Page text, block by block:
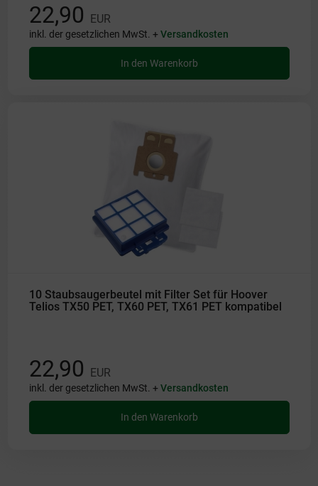
22,90 EUR
inkl. der gesetzlichen MwSt. +Versandkosten
In den Warenkorb
10 Staubsaugerbeutel mit Filter Set für Hoover
Telios TX50 PET, TX60 PET, TX61 PET kompatibel
22,90 EUR
inkl. der gesetzlichen MwSt. +Versandkosten
In den Warenkorb